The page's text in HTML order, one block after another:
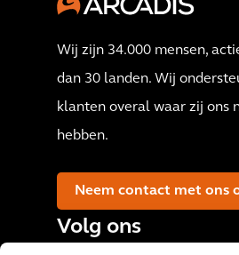
Wij zijn 34.000 mensen,
dan 30 landen. Wij
klanten overal waar zij ons
hebben.
Neem contact met ons
Volg ons